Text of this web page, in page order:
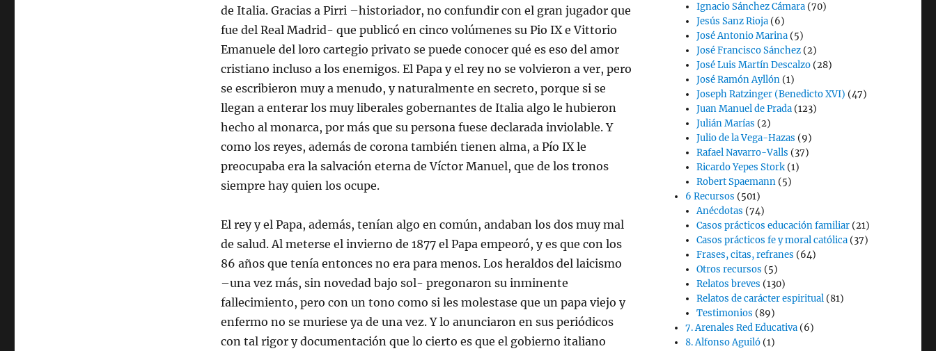
de Italia. Gracias a Pirri –historiador, no confundir con el gran jugador que
fue del Real Madrid- que publicó en cinco volúmenes su Pio IX e Vittorio
Emanuele del loro cartegio privato se puede conocer qué es eso del amor
cristiano incluso a los enemigos. El Papa y el rey no se volvieron a ver, pero
se escribieron muy a menudo, y naturalmente en secreto, porque si se
llegan a enterar los muy liberales gobernantes de Italia algo le hubieron
hecho al monarca, por más que su persona fuese declarada inviolable. Y
como los reyes, además de corona también tienen alma, a Pío IX le
preocupaba era la salvación eterna de Víctor Manuel, que de los tronos
siempre hay quien los ocupe.
El rey y el Papa, además, tenían algo en común, andaban los dos muy mal
de salud. Al meterse el invierno de 1877 el Papa empeoró, y es que con los
86 años que tenía entonces no era para menos. Los heraldos del laicismo
–una vez más, sin novedad bajo sol- pregonaron su inminente
fallecimiento, pero con un tono como si les molestase que un papa viejo y
enfermo no se muriese ya de una vez. Y lo anunciaron en sus periódicos
con tal rigor y documentación que lo cierto es que el gobierno italiano
Ignacio Sánchez Cámara (70)
Jesús Sanz Rioja (6)
José Antonio Marina (5)
José Francisco Sánchez (2)
José Luis Martín Descalzo (28)
José Ramón Ayllón (1)
Joseph Ratzinger (Benedicto XVI) (47)
Juan Manuel de Prada (123)
Julián Marías (2)
Julio de la Vega-Hazas (9)
Rafael Navarro-Valls (37)
Ricardo Yepes Stork (1)
Robert Spaemann (5)
6 Recursos (501)
Anécdotas (74)
Casos prácticos educación familiar (21)
Casos prácticos fe y moral católica (37)
Frases, citas, refranes (64)
Otros recursos (5)
Relatos breves (130)
Relatos de carácter espiritual (81)
Testimonios (89)
7. Arenales Red Educativa (6)
8. Alfonso Aguiló (1)